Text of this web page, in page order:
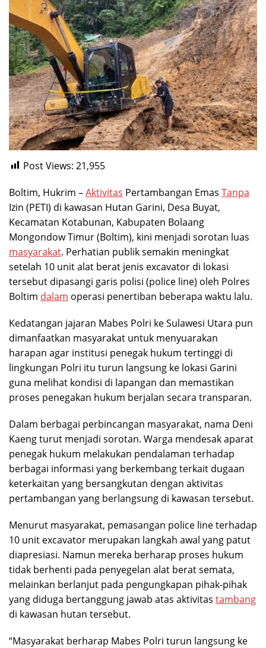
Post Views: 21,955
Boltim, Hukrim –Aktivitas Pertambangan Emas Tanpa
Izin (PETI) di kawasan Hutan Garini, Desa Buyat,
Kecamatan Kotabunan, Kabupaten Bolaang
Mongondow Timur (Boltim), kini menjadi sorotan luas
masyarakat. Perhatian publik semakin meningkat
setelah 10 unit alat berat jenis excavator di lokasi
tersebut dipasangi garis polisi (police line) oleh Polres
Boltim dalam operasi penertiban beberapa waktu lalu.
Kedatangan jajaran Mabes Polri ke Sulawesi Utara pun
dimanfaatkan masyarakat untuk menyuarakan
harapan agar institusi penegak hukum tertinggi di
lingkungan Polri itu turun langsung ke lokasi Garini
guna melihat kondisi di lapangan dan memastikan
proses penegakan hukum berjalan secara transparan.
Dalam berbagai perbincangan masyarakat, nama Deni
Kaeng turut menjadi sorotan. Warga mendesak aparat
penegak hukum melakukan pendalaman terhadap
berbagai informasi yang berkembang terkait dugaan
keterkaitan yang bersangkutan dengan aktivitas
pertambangan yang berlangsung di kawasan tersebut.
Menurut masyarakat, pemasangan police line terhadap
10 unit excavator merupakan langkah awal yang patut
diapresiasi. Namun mereka berharap proses hukum
tidak berhenti pada penyegelan alat berat semata,
melainkan berlanjut pada pengungkapan pihak-pihak
yang diduga bertanggung jawab atas aktivitas tambang
di kawasan hutan tersebut.
“Masyarakat berharap Mabes Polri turun langsung ke